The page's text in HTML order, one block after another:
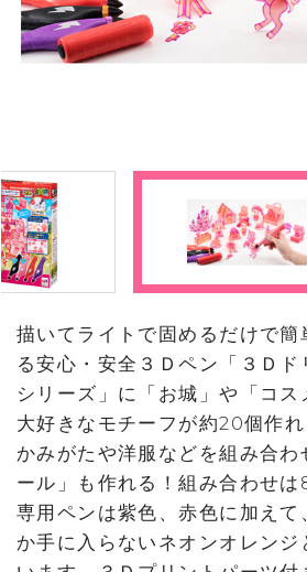
描いてライトで固めるだけで簡
る安心・安全３Ｄペン「３Ｄド
シリーズ」に「お城」や「コ
大好きなモチーフが約20個作れ
かみがたや洋服などを組み合わ
ール」も作れる！組み合わせは
専用ペンは紫色、赤色に加えて
か手に入らないネオンオレンジ